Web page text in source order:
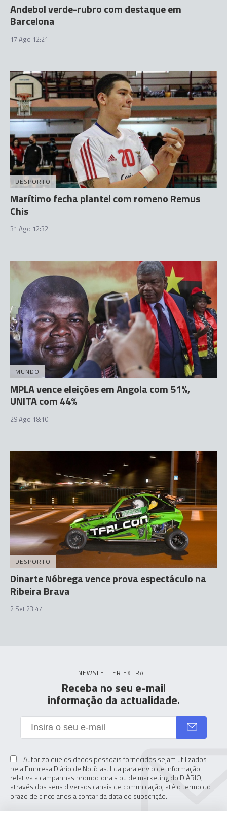
Andebol verde-rubro com destaque em
Barcelona
17 Ago 12:21
DESPORTO
Marítimo fecha plantel com romeno Remus
Chis
31 Ago 12:32
MUNDO
MPLA vence eleições em Angola com 51%,
UNITA com 44%
29 Ago 18:10
DESPORTO
Dinarte Nóbrega vence prova espectáculo na
Ribeira Brava
2 Set 23:47
NEWSLETTER EXTRA
Receba no seu e-mail
informação da actualidade.
Autorizo que os dados pessoais fornecidos sejam utilizados
pela Empresa Diário de Notícias. Lda para envio de informação
relativa a campanhas promocionais ou de marketing do DIÁRIO,
através dos seus diversos canais de comunicação, até o termo do
prazo de cinco anos a contar da data de subscrição.